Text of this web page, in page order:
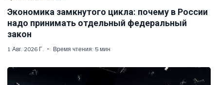
Экономика замкнутого цикла: почему в России
надо принимать отдельный федеральный
закон
1 Авг. 2026 Г. Время чтения: 5 мин